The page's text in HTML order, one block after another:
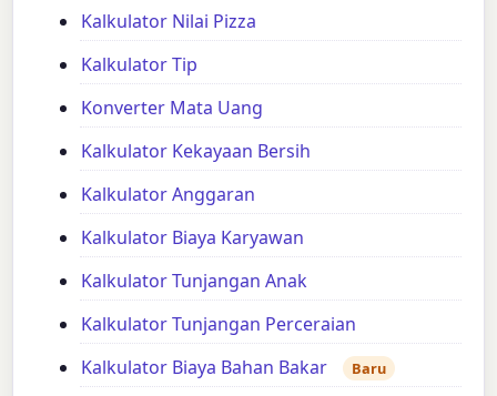
Kalkulator Nilai Pizza
Kalkulator Tip
Konverter Mata Uang
Kalkulator Kekayaan Bersih
Kalkulator Anggaran
Kalkulator Biaya Karyawan
Kalkulator Tunjangan Anak
Kalkulator Tunjangan Perceraian
Kalkulator Biaya Bahan Bakar
Baru